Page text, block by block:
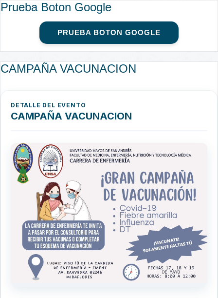
Prueba Boton Google
PRUEBA BOTON GOOGLE
CAMPAÑA VACUNACION
DETALLE DEL EVENTO
CAMPAÑA VACUNACION